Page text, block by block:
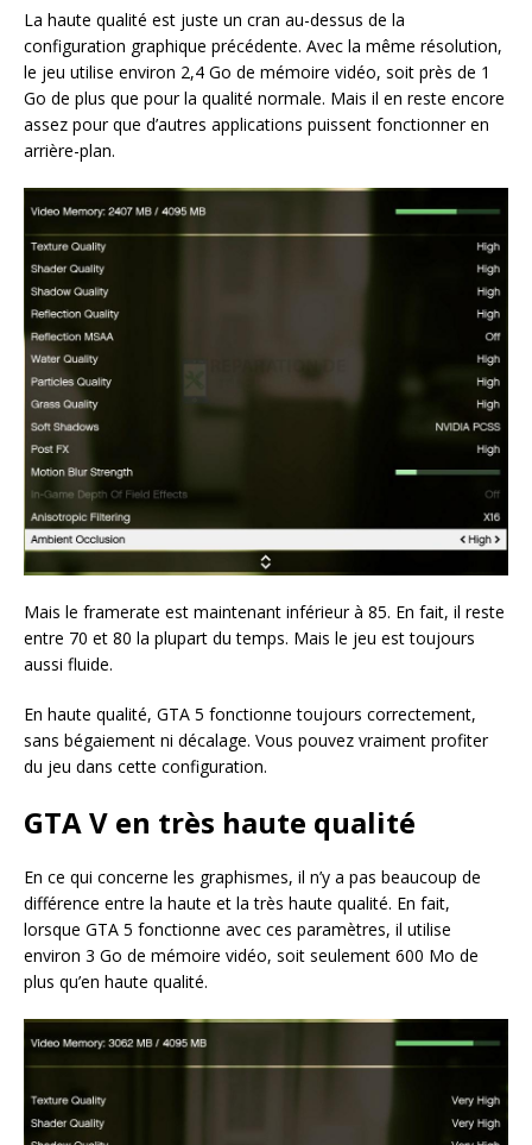
La haute qualité est juste un cran au-dessus de la
configuration graphique précédente. Avec la même résolution,
le jeu utilise environ 2,4 Go de mémoire vidéo, soit près de 1
Go de plus que pour la qualité normale. Mais il en reste encore
assez pour que d’autres applications puissent fonctionner en
arrière-plan.
Mais le framerate est maintenant inférieur à 85. En fait, il reste
entre 70 et 80 la plupart du temps. Mais le jeu est toujours
aussi fluide.
En haute qualité, GTA 5 fonctionne toujours correctement,
sans bégaiement ni décalage. Vous pouvez vraiment profiter
du jeu dans cette configuration.
GTA V en très haute qualité
En ce qui concerne les graphismes, il n’y a pas beaucoup de
différence entre la haute et la très haute qualité. En fait,
lorsque GTA 5 fonctionne avec ces paramètres, il utilise
environ 3 Go de mémoire vidéo, soit seulement 600 Mo de
plus qu’en haute qualité.